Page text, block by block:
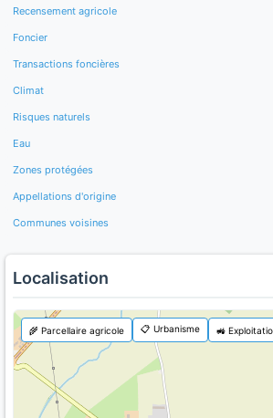
Recensement agricole
Foncier
Transactions foncières
Climat
Risques naturels
Eau
Zones protégées
Appellations d'origine
Communes voisines
Localisation
🌾 Parcellaire agricole 📋 Urbanisme 🚜